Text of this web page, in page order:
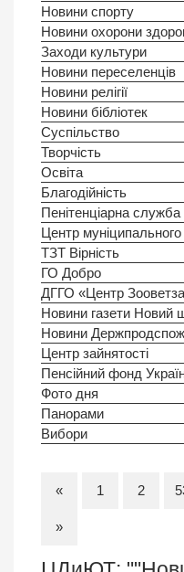
Новини спорту
Новини охорони
Заходи культури
Новини переселенців
Новини релігії
Новини бібліотек
Суспільство
Творчість
Освіта
Благодійність
Пенітенціарна служба
Центр муніципального
ТЗТ Вірність
ГО Добро
ДГГО «Центр
Новини газети Новий
Новини
Центр зайнятості
Пенсійний фонд
Фото дня
Панорами
Вибори
« 1 2
»